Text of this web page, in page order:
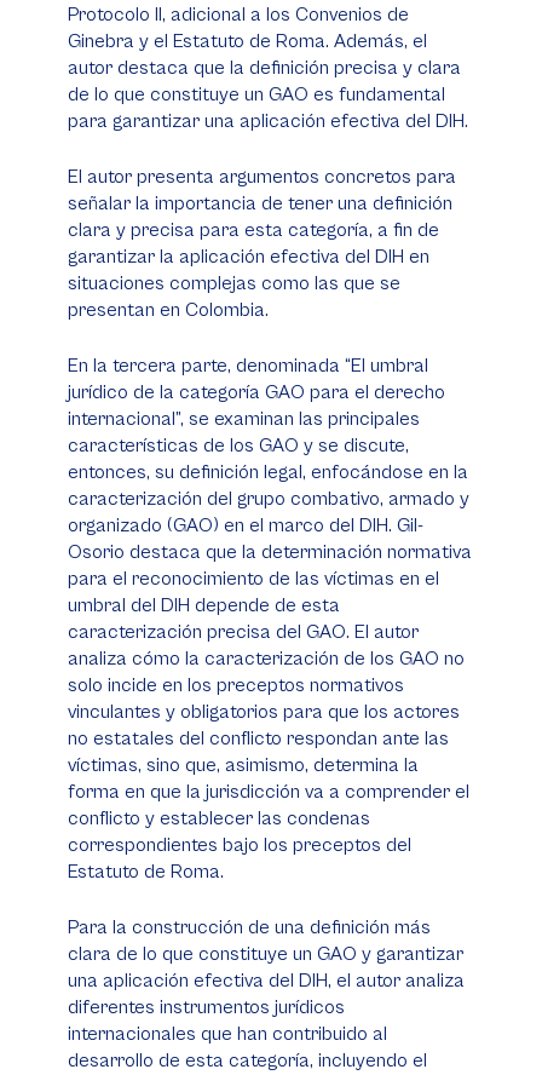
Protocolo II, adicional a los Convenios de
Ginebra y el Estatuto de Roma. Además, el
autor destaca que la definición precisa y clara
de lo que constituye un GAO es fundamental
para garantizar una aplicación efectiva del DIH.
El autor presenta argumentos concretos para
señalar la importancia de tener una definición
clara y precisa para esta categoría, a fin de
garantizar la aplicación efectiva del DIH en
situaciones complejas como las que se
presentan en Colombia.
En la tercera parte, denominada “El umbral
jurídico de la categoría GAO para el derecho
internacional”, se examinan las principales
características de los GAO y se discute,
entonces, su definición legal, enfocándose en la
caracterización del grupo combativo, armado y
organizado (GAO) en el marco del DIH. Gil-
Osorio destaca que la determinación normativa
para el reconocimiento de las víctimas en el
umbral del DIH depende de esta
caracterización precisa del GAO. El autor
analiza cómo la caracterización de los GAO no
solo incide en los preceptos normativos
vinculantes y obligatorios para que los actores
no estatales del conflicto respondan ante las
víctimas, sino que, asimismo, determina la
forma en que la jurisdicción va a comprender el
conflicto y establecer las condenas
correspondientes bajo los preceptos del
Estatuto de Roma.
Para la construcción de una definición más
clara de lo que constituye un GAO y garantizar
una aplicación efectiva del DIH, el autor analiza
diferentes instrumentos jurídicos
internacionales que han contribuido al
desarrollo de esta categoría, incluyendo el